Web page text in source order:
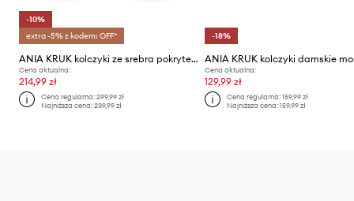
-10%
extra -5% z kodem: OFF*
ANIA KRUK kolczyki ze srebra pokrytego złotem DUO
Cena aktualna:
214,99 zł
Cena regularna:299,99 zł
Najniższa cena:239,99 zł
-18%
Cena aktualna:
129,99 zł
Cena regularna: 159,99 zł
Najniższa cena: 159,99 zł